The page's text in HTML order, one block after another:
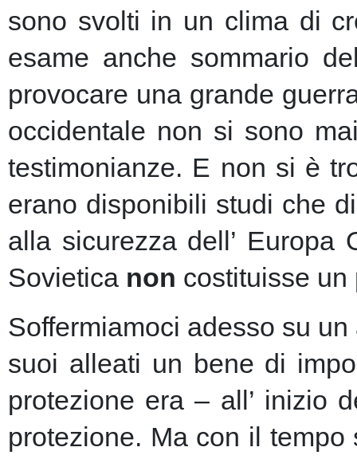
sono svolti in un clima di
esame anche sommario
provocare una grande
occidentale non si sono
testimonianze. E non si è
erano disponibili studi che
alla sicurezza dell’
Sovietica non costituisse un
Soffermiamoci adesso su
suoi alleati un bene di
protezione era – all’ inizio
protezione. Ma con il tempo